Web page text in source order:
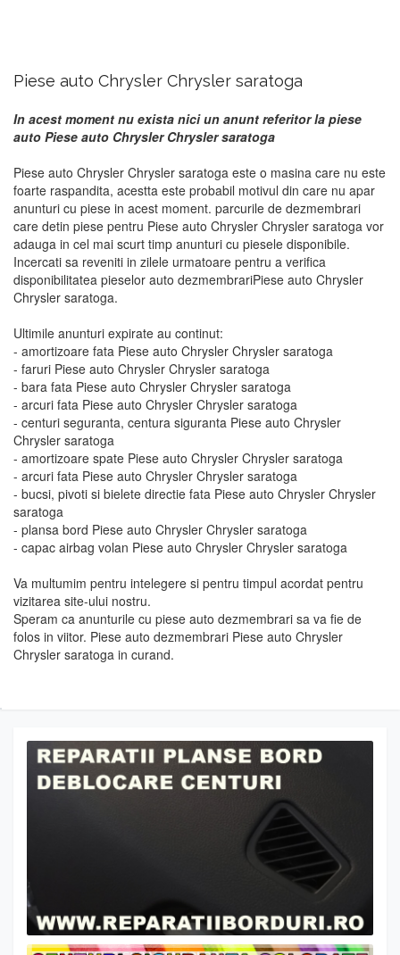
Piese auto Chrysler Chrysler saratoga
In acest moment nu exista nici un anunt referitor la piese
auto Piese auto Chrysler Chrysler saratoga
Piese auto Chrysler Chrysler saratoga este o masina care nu este
foarte raspandita, acestta este probabil motivul din care nu apar
anunturi cu piese in acest moment. parcurile de dezmembrari
care detin piese pentru Piese auto Chrysler Chrysler saratoga vor
adauga in cel mai scurt timp anunturi cu piesele disponibile.
Incercati sa reveniti in zilele urmatoare pentru a verifica
disponibilitatea pieselor auto dezmembrariPiese auto Chrysler
Chrysler saratoga.
Ultimile anunturi expirate au continut:
- amortizoare fata Piese auto Chrysler Chrysler saratoga
- faruri Piese auto Chrysler Chrysler saratoga
- bara fata Piese auto Chrysler Chrysler saratoga
- arcuri fata Piese auto Chrysler Chrysler saratoga
- centuri seguranta, centura siguranta Piese auto Chrysler
Chrysler saratoga
- amortizoare spate Piese auto Chrysler Chrysler saratoga
- arcuri fata Piese auto Chrysler Chrysler saratoga
- bucsi, pivoti si bielete directie fata Piese auto Chrysler Chrysler
saratoga
- plansa bord Piese auto Chrysler Chrysler saratoga
- capac airbag volan Piese auto Chrysler Chrysler saratoga
Va multumim pentru intelegere si pentru timpul acordat pentru
vizitarea site-ului nostru.
Speram ca anunturile cu piese auto dezmembrari sa va fie de
folos in viitor. Piese auto dezmembrari Piese auto Chrysler
Chrysler saratoga in curand.